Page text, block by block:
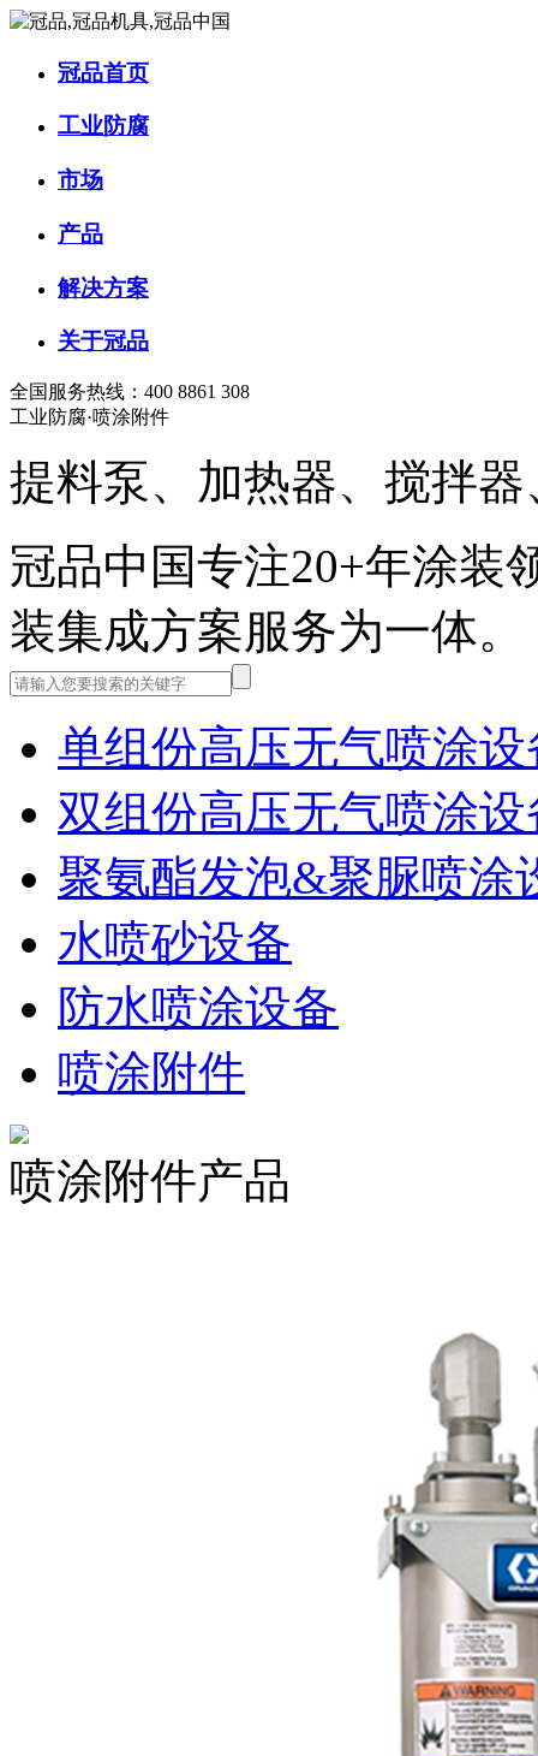
冠品首页
工业防腐
市场
产品
解决方案
关于冠品
全国服务热线：400 8861 308
工业防腐·喷涂附件
提料泵、加热器、搅拌
冠品中国专注20+年涂装
装集成方案服务为一体。
单组份高压无气喷涂设
双组份高压无气喷涂设
聚氨酯发泡&聚脲喷涂
水喷砂设备
防水喷涂设备
喷涂附件
喷涂附件产品